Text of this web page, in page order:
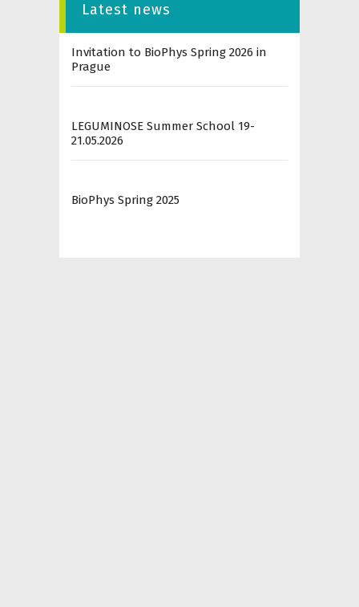
Latest news
Invitation to BioPhys Spring 2026 in
Prague
LEGUMINOSE Summer School 19-
21.05.2026
BioPhys Spring 2025